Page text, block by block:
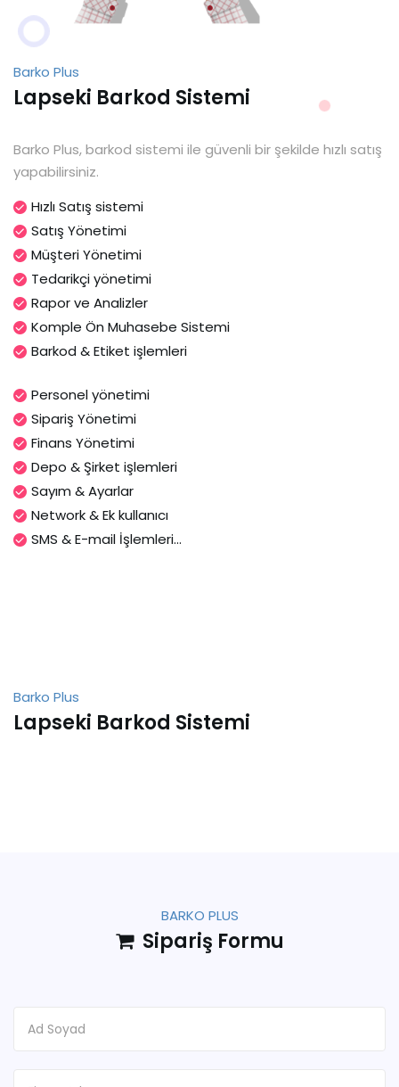
Barko Plus
Lapseki Barkod Sistemi
Barko Plus, barkod sistemi ile güvenli bir şekilde hızlı satış
yapabilirsiniz.
Hızlı Satış sistemi
Satış Yönetimi
Müşteri Yönetimi
Tedarikçi yönetimi
Rapor ve Analizler
Komple Ön Muhasebe Sistemi
Barkod & Etiket işlemleri
Personel yönetimi
Sipariş Yönetimi
Finans Yönetimi
Depo & Şirket işlemleri
Sayım & Ayarlar
Network & Ek kullanıcı
SMS & E-mail İşlemleri...
Barko Plus
Lapseki Barkod Sistemi
BARKO PLUS
Sipariş Formu